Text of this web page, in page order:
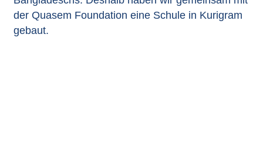
der Quasem Foundation eine Schule in Kurigram
gebaut.